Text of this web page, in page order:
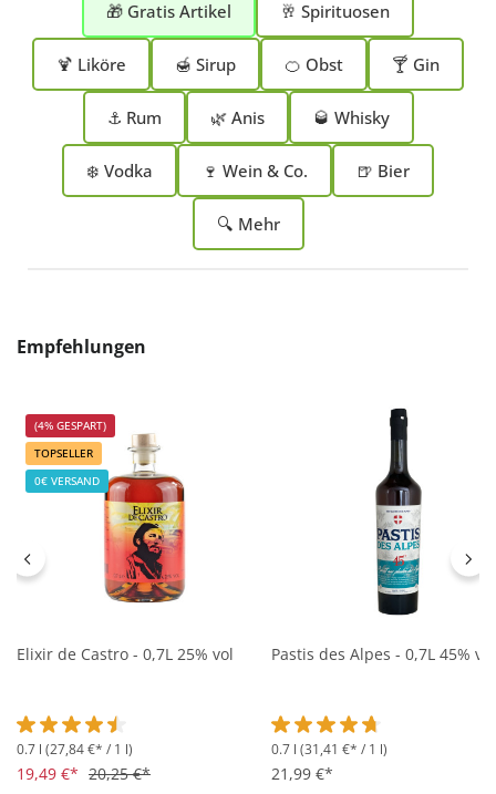
🎁 Gratis Artikel 🥂 Spirituosen
🍹 Liköre 🍯 Sirup 🍊 Obst 🍸 Gin
⚓ Rum 🌿 Anis 🥃 Whisky
❄️ Vodka 🍷 Wein & Co. 🍺 Bier
🔍 Mehr
Produktgalerie überspringen
Empfehlungen
(4% GESPART)
TOPSELLER
0€ VERSAND
Elixir de Castro - 0,7L 25% vol
Durchschnittliche Bewertung von 4.5 von 5 Sternen
0.7 l (27,84 €* / 1 l)
19,49 €* 20,25 €*
Pastis des Alpes - 0,7L 45% vol
Durchschnittliche
0.7 l (31,41 €* / 1 l)
21,99 €*